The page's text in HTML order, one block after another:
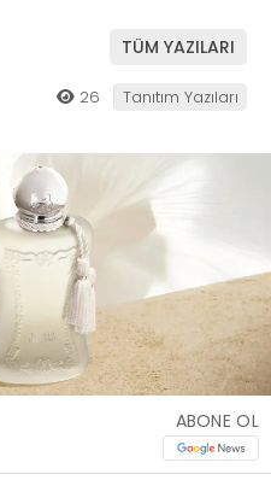
TÜM YAZILARI
26 Tanıtım Yazıları
ABONE OL